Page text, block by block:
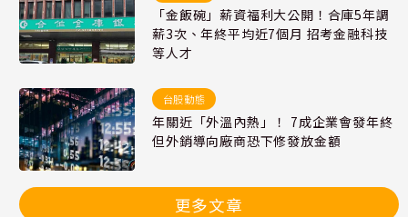
「金飯碗」薪資福利大公開！合庫5年調
薪3次、年終平均近7個月 招考金融科技
等人才
台股動態
年關近「外溫內熱」！ 7成企業會發年終
但外銷導向廠商恐下修發放金額
更多文章